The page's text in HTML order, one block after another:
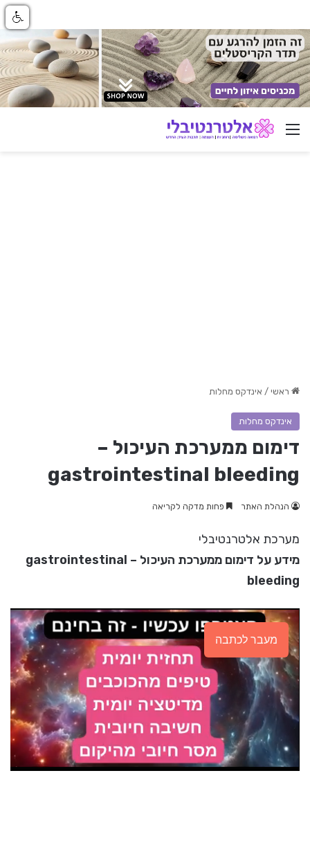
ניווט באתר
ראשי / אינדקס מחלות
אינדקס מחלות
דימום ממערכת העיכול –
gastrointestinal bleeding
הנהלת האתר פחות מדקה לקריאה
מערכת אלטרנטיבלי
מידע על דימום ממערכת העיכול – gastrointestinal
bleeding
מעבר לכתבה